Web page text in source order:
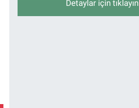
Detaylar için tıklayın